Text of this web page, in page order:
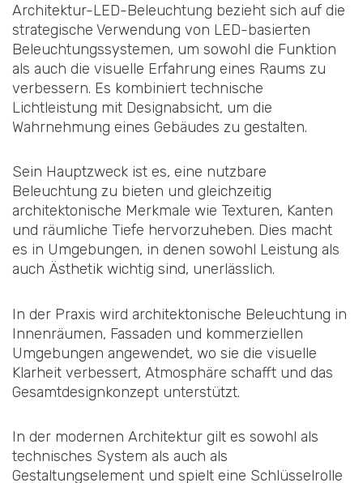
Architektur-LED-Beleuchtung bezieht sich auf die
strategische Verwendung von LED-basierten
Beleuchtungssystemen, um sowohl die Funktion
als auch die visuelle Erfahrung eines Raums zu
verbessern. Es kombiniert technische
Lichtleistung mit Designabsicht, um die
Wahrnehmung eines Gebäudes zu gestalten.
Sein Hauptzweck ist es, eine nutzbare
Beleuchtung zu bieten und gleichzeitig
architektonische Merkmale wie Texturen, Kanten
und räumliche Tiefe hervorzuheben. Dies macht
es in Umgebungen, in denen sowohl Leistung als
auch Ästhetik wichtig sind, unerlässlich.
In der Praxis wird architektonische Beleuchtung in
Innenräumen, Fassaden und kommerziellen
Umgebungen angewendet, wo sie die visuelle
Klarheit verbessert, Atmosphäre schafft und das
Gesamtdesignkonzept unterstützt.
In der modernen Architektur gilt es sowohl als
technisches System als auch als
Gestaltungselement und spielt eine Schlüsselrolle